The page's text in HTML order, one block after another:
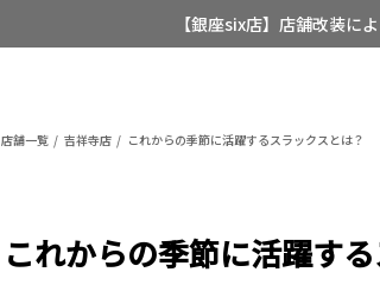
【店舗限定】レディ
店舗一覧 吉祥寺店 これからの季節に活躍するスラックスとは？
これからの季節に活躍す